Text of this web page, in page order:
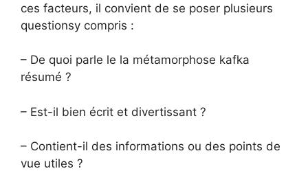
ces facteurs, il convient de se poser plusieurs
questionsy compris :
– De quoi parle le la métamorphose kafka
résumé ?
– Est-il bien écrit et divertissant ?
– Contient-il des informations ou des points de
vue utiles ?